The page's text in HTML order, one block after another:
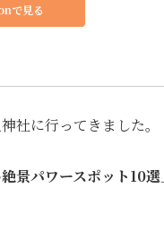
で見る
社に行ってきました。
景パワースポット10選